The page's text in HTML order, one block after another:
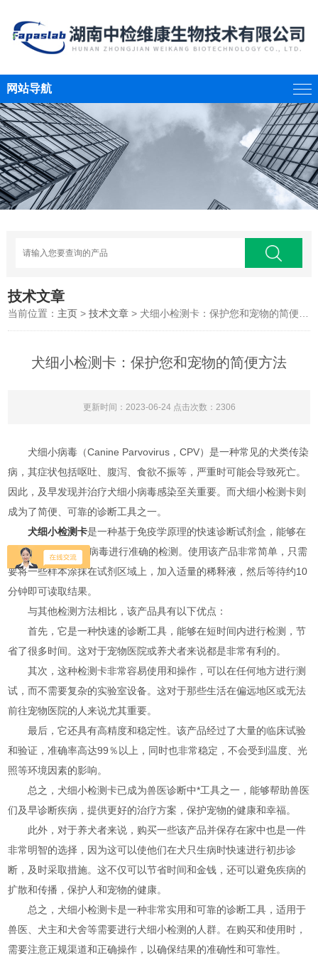
网站导航
技术文章
当前位置： 主页 >技术文章 > 犬细小检测卡：保护您和宠物的简便方法
犬细小检测卡：保护您和宠物的简便方法
更新时间：2023-06-24 点击次数：2306
犬细小病毒（Canine Parvovirus，CPV）是一种常见的犬类传染
病，其症状包括呕吐、腹泻、食欲不振等，严重时可能会导致死亡。
因此，及早发现并治疗犬细小病毒感染至关重要。而犬细小检测卡则
成为了简便、可靠的诊断工具之一。
犬细小检测卡是一种基于免疫学原理的快速诊断试剂盒，能够在
10分钟内对犬细小病毒进行准确的检测。使用该产品非常简单，只需
要将一些样本涂抹在试剂区域上，加入适量的稀释液，然后等待约10
分钟即可读取结果。
与其他检测方法相比，该产品具有以下优点：
首先，它是一种快速的诊断工具，能够在短时间内进行检测，节
省了很多时间。这对于宠物医院或养犬者来说都是非常有利的。
其次，这种检测卡非常容易使用和操作，可以在任何地方进行测
试，而不需要复杂的实验室设备。这对于那些生活在偏远地区或无法
前往宠物医院的人来说尤其重要。
最后，它还具有高精度和稳定性。该产品经过了大量的临床试验
和验证，准确率高达99％以上，同时也非常稳定，不会受到温度、光
照等环境因素的影响。
总之，犬细小检测卡已成为兽医诊断中*工具之一，能够帮助兽医
们及早诊断疾病，提供更好的治疗方案，保护宠物的健康和幸福。
此外，对于养犬者来说，购买一些该产品并保存在家中也是一件
非常明智的选择，因为这可以使他们在犬只生病时快速进行初步诊
断，及时采取措施。这不仅可以节省时间和金钱，还可以避免疾病的
扩散和传播，保护人和宠物的健康。
总之，犬细小检测卡是一种非常实用和可靠的诊断工具，适用于
兽医、犬主和犬舍等需要进行犬细小检测的人群。在购买和使用时，
需要注意正规渠道和正确操作，以确保结果的准确性和可靠性。